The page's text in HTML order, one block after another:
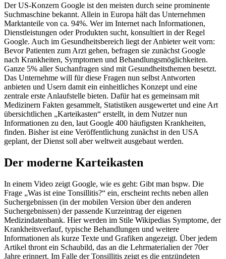
Der US-Konzern Google ist den meisten durch seine prominente
Suchmaschine bekannt. Allein in Europa hält das Unternehmen
Marktanteile von ca. 94%. Wer im Internet nach Informationen,
Dienstleistungen oder Produkten sucht, konsultiert in der Regel
Google. Auch im Gesundheitsbereich liegt der Anbieter weit vorn:
Bevor Patienten zum Arzt gehen, befragen sie zunächst Google
nach Krankheiten, Symptomen und Behandlungsmöglichkeiten.
Ganze 5% aller Suchanfragen sind mit Gesundheitsthemen besetzt.
Das Unternehme will für diese Fragen nun selbst Antworten
anbieten und Usern damit ein einheitliches Konzept und eine
zentrale erste Anlaufstelle bieten. Dafür hat es gemeinsam mit
Medizinern Fakten gesammelt, Statistiken ausgewertet und eine Art
übersichtlichen „Karteikasten“ erstellt, in dem Nutzer nun
Informationen zu den, laut Google 400 häufigsten Krankheiten,
finden. Bisher ist eine Veröffentlichung zunächst in den USA
geplant, der Dienst soll aber weltweit ausgebaut werden.
Der moderne Karteikasten
In einem Video zeigt Google, wie es geht: Gibt man bspw. Die
Frage „Was ist eine Tonsillitis?“ ein, erscheint rechts neben allen
Suchergebnissen (in der mobilen Version über den anderen
Suchergebnissen) der passende Kurzeintrag der eigenen
Medizindatenbank. Hier werden im Stile Wikipedias Symptome, der
Krankheitsverlauf, typische Behandlungen und weitere
Informationen als kurze Texte und Grafiken angezeigt. Über jedem
Artikel thront ein Schaubild, das an die Lehrmaterialien der 70er
Jahre erinnert. Im Falle der Tonsillitis zeigt es die entzündeten